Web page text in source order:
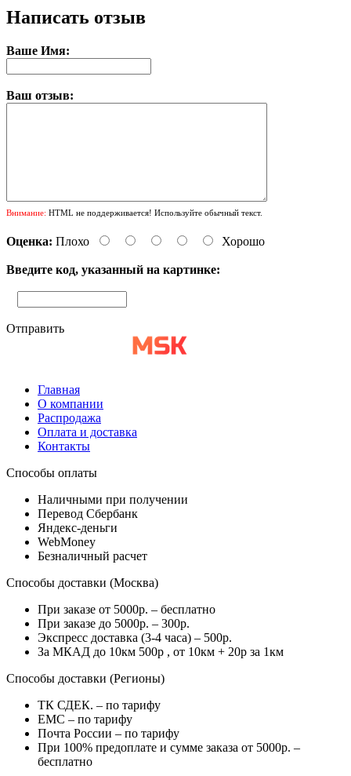
Написать отзыв
Ваше Имя:
Ваш отзыв:
Внимание: HTML не поддерживается! Используйте обычный текст.
Оценка: Плохо Хорошо
Введите код, указанный на картинке:
Отправить
Главная
О компании
Распродажа
Оплата и доставка
Контакты
Способы оплаты
Наличными при получении
Перевод Сбербанк
Яндекс-деньги
WebMoney
Безналичный расчет
Способы доставки (Москва)
При заказе от 5000р. – бесплатно
При заказе до 5000р. – 300р.
Экспресс доставка (3-4 часа) – 500р.
За МКАД до 10км 500р , от 10км + 20р за 1км
Способы доставки (Регионы)
ТК СДЕК. – по тарифу
EMC – по тарифу
Почта России – по тарифу
При 100% предоплате и сумме заказа от 5000р. –
бесплатно